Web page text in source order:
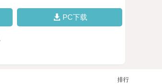
PC下载
排行